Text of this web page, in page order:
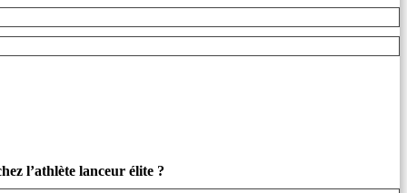
l’athlète lanceur élite ?